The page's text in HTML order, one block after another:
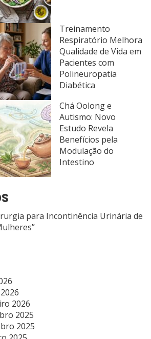
Treinamento
Respiratório Melhora
Qualidade de Vida em
Pacientes com
Polineuropatia
Diabética
Chá Oolong e
Autismo: Novo
Estudo Revela
Benefícios pela
Modulação do
Intestino
para Incontinência Urinária de
2026
2025
2025